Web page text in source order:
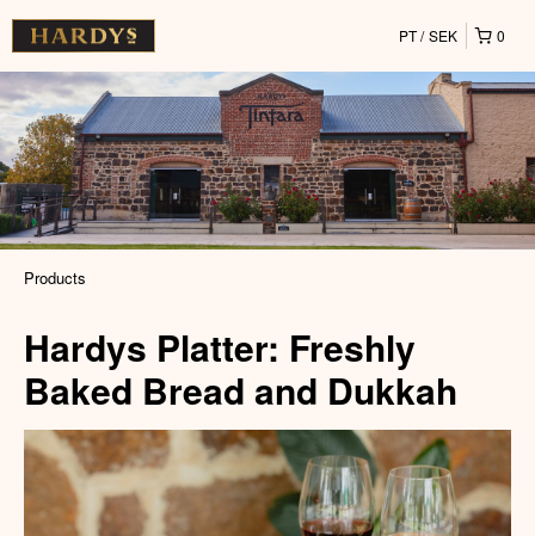
0
PT SEK
Products
Hardys Platter: Freshly
Baked Bread and Dukkah